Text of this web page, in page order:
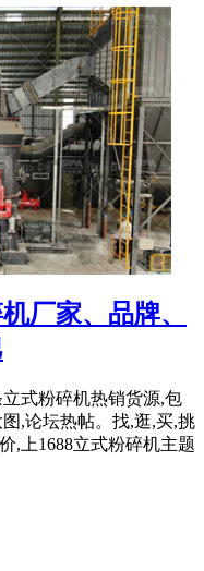
厂家、品牌、
立式粉碎机热销货源,包
,论坛热帖。找,逛,买,挑
,上1688立式粉碎机主题